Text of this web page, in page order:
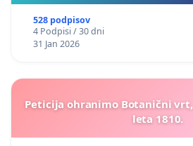
528 podpisov
4 Podpisi / 30 dni
31 Jan 2026
Peticija ohranimo Botanični
leta 1810.